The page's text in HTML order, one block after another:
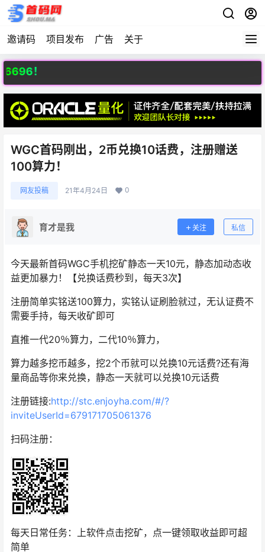
邀请码 项目发布 广告 关于
！
WGC首码刚出，2币兑换10话费，注册赠送
100算力！
网友投稿 21年4月24日 0
育才是我 关注 私信
今天最新首码WGC手机挖矿静态一天10元，静态加动态收
益更加暴力！【兑换话费秒到，每天3次】
注册简单实铭送100算力，实铭认证刷脸就过，无认证费不
需要手持，每天收矿即可
直推一代20％算力，二代10％算力，
算力越多挖币越多，挖2个币就可以兑换10元话费?还有海
量商品等你来兑换，静态一天就可以兑换10元话费
注册链接:http://stc.enjoyha.com/#/?
inviteUserId=679171705061376
扫码注册：
每天日常任务：上软件点击挖矿，点一键领取收益即可超
简单